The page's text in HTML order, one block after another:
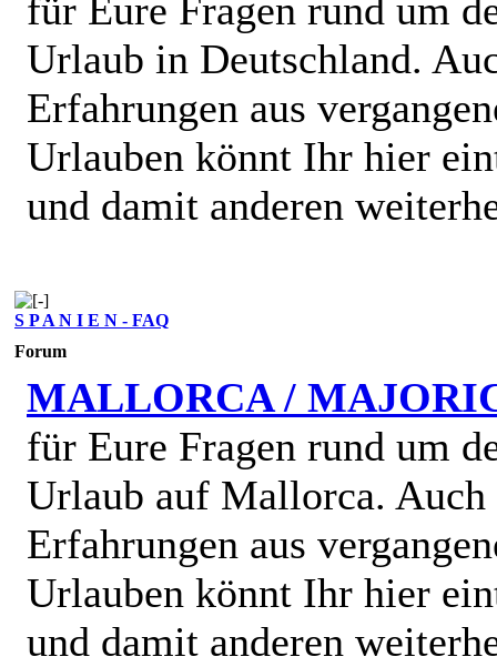
für Eure Fragen rund um
Urlaub in Deutschland.
Erfahrungen aus
Urlauben könnt Ihr hier
und damit anderen
S P A N I E N - FAQ
Forum
MALLORCA /
für Eure Fragen rund um
Urlaub auf Mallorca. Auch
Erfahrungen aus
Urlauben könnt Ihr hier
und damit anderen